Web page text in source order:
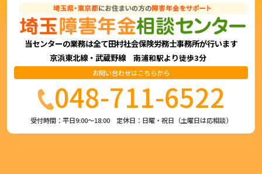
当センターの業務は全て田村社会保険労務士事務所が行います
京浜東北線・武蔵野線
南浦和駅より徒歩3分
お問い合わせはこちらから
048-711-6522
受付時間：平日9:00〜18:00 定休日：日曜・祝日（土曜日は応相談）